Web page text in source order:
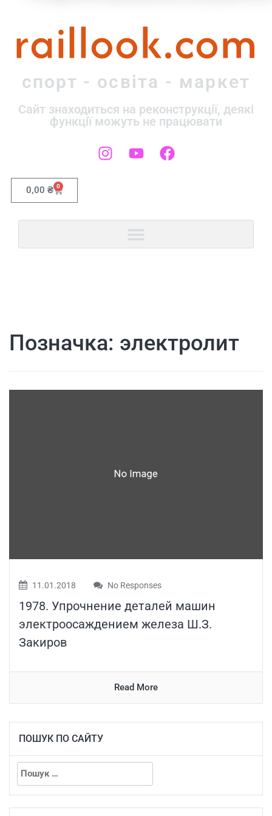
raillook.com
спорт - освіта - маркет
Сайт знаходиться на реконструкції, деякі
функції можуть не працювати
0,00 ₴ 0
Позначка: электролит
11.01.2018 No Responses
1978. Упрочнение деталей машин
электроосаждением железа Ш.З.
Закиров
Read More
ПОШУК ПО САЙТУ